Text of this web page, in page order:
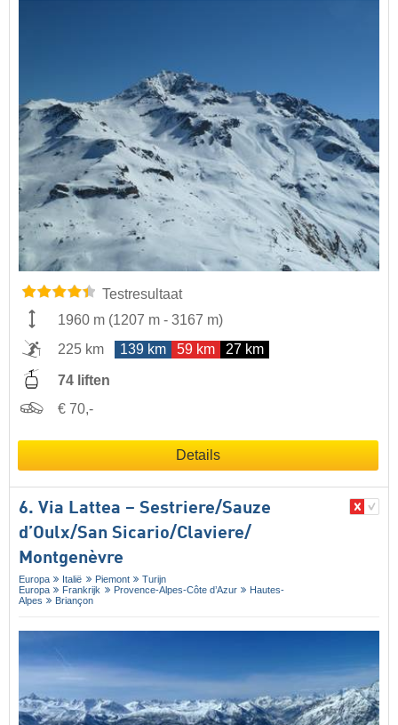
Testresultaat
1960 m (1207 m - 3167 m)
225 km
139 km 59 km 27 km
74 liften
€ 70,-
Details
6. Via Lattea – Sestriere/​Sauze
d’Oulx/​San Sicario/​Claviere/​
Montgenèvre
Europa Italië Piemont
Turijn
Europa
Frankrijk Provence-Alpes-Côte d’Azur
Hautes-
Alpes
Briançon